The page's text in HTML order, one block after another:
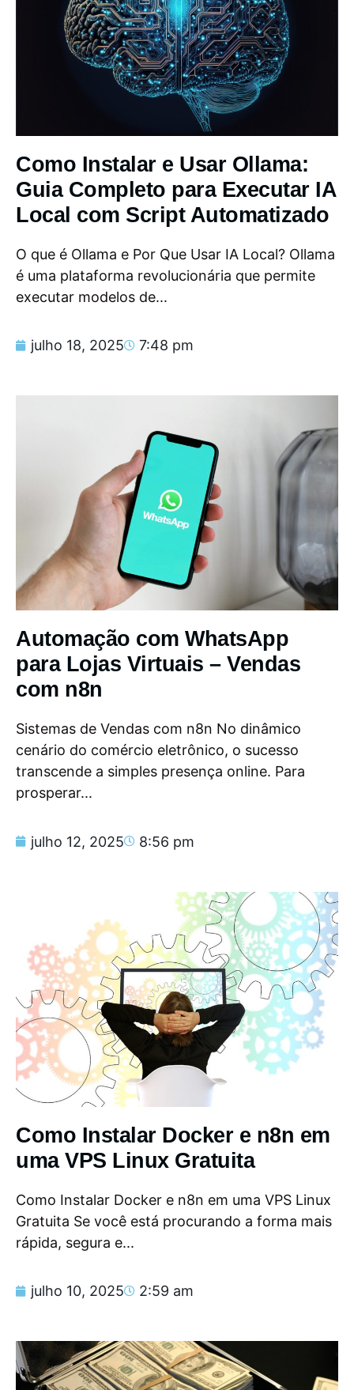
Como Instalar e Usar Ollama:
Guia Completo para Executar IA
Local com Script Automatizado
O que é Ollama e Por Que Usar IA Local? Ollama
é uma plataforma revolucionária que permite
executar modelos de...
julho 18, 2025 7:48 pm
Automação com WhatsApp
para Lojas Virtuais – Vendas
com n8n
Sistemas de Vendas com n8n No dinâmico
cenário do comércio eletrônico, o sucesso
transcende a simples presença online. Para
prosperar...
julho 12, 2025 8:56 pm
Como Instalar Docker e n8n em
uma VPS Linux Gratuita
Como Instalar Docker e n8n em uma VPS Linux
Gratuita Se você está procurando a forma mais
rápida, segura e...
julho 10, 2025 2:59 am